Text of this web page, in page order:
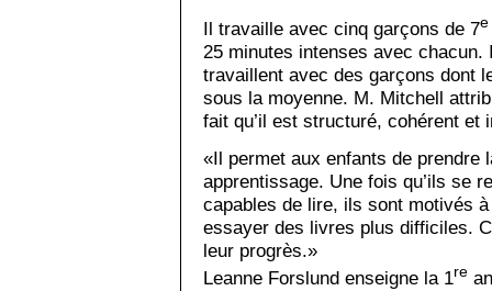
Il travaille avec cinq garçons de 7e
25 minutes intenses avec chacun.
travaillent avec des garçons dont
sous la moyenne. M. Mitchell
fait qu’il est structuré, cohérent et
«Il permet aux enfants de prendre
apprentissage. Une fois qu’ils se
capables de lire, ils sont motivés
essayer des livres plus difficiles.
leur progrès.»
Leanne Forslund enseigne la 1re